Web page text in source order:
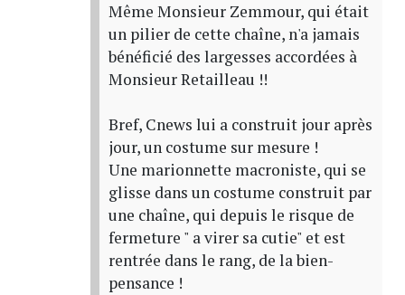
Même Monsieur Zemmour, qui était
un pilier de cette chaîne, n'a jamais
bénéficié des largesses accordées à
Monsieur Retailleau !!
Bref, Cnews lui a construit jour après
jour, un costume sur mesure !
Une marionnette macroniste, qui se
glisse dans un costume construit par
une chaîne, qui depuis le risque de
fermeture " a virer sa cutie" et est
rentrée dans le rang, de la bien-
pensance !